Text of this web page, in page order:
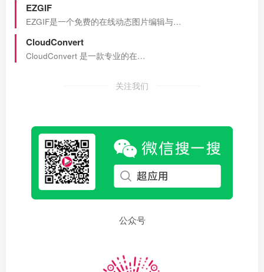
EZGIF
EZGIF是一个免费的在线动态图片编辑与…
CloudConvert
CloudConvert 是一款专业的在…
关注我们
公众号